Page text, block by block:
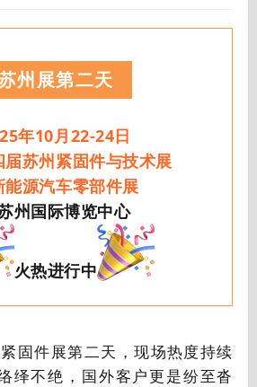
州展第二天
年10月22-24日
届苏州紧固件与技术展
能源汽车零部件展
州国际博览中心
火热进行中
固件展第二天，现场热度持续
绎不绝，国外客户更是纷至沓